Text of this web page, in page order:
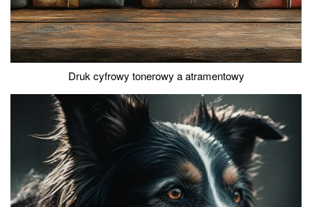
Druk cyfrowy tonerowy a atramentowy